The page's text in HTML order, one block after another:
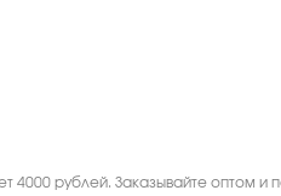
4000 рублей. Заказывайте оптом и